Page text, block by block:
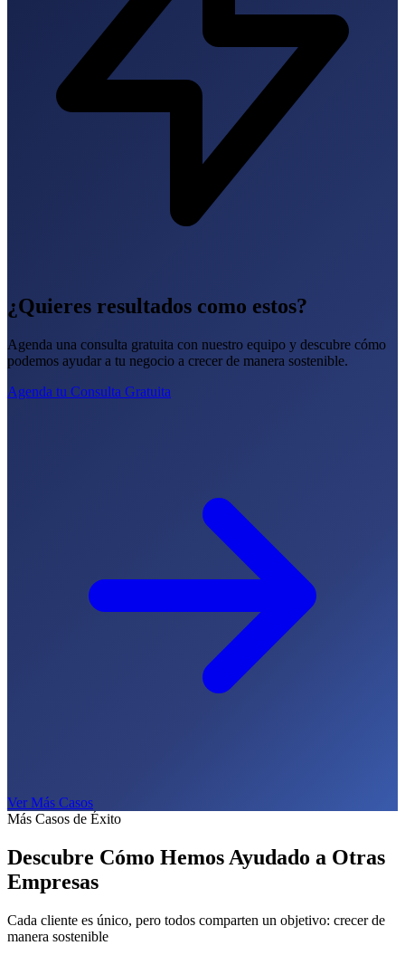
¿Quieres resultados como estos?
Agenda una consulta gratuita con nuestro equipo y descubre cómo
podemos ayudar a tu negocio a crecer de manera sostenible.
Agenda tu Consulta Gratuita
Ver Más Casos
Más Casos de Éxito
Descubre Cómo Hemos Ayudado a Otras
Empresas
Cada cliente es único, pero todos comparten un objetivo: crecer de
manera sostenible